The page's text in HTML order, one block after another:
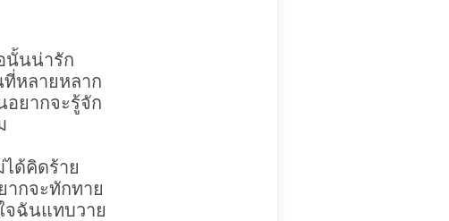
นั้นน่ารัก
หลายหลาก
อยากจะรู้จัก
ได้คิดร้าย
ากจะทักทาย
จฉันแทบวาย